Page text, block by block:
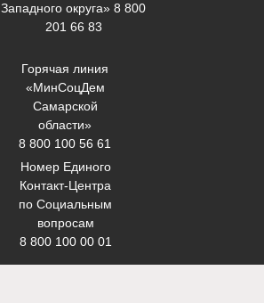
Западного округа» 8 800
201 66 83
Горячая линия
«МинСоцДем
Самарской
области»
8 800 100 56 61
Номер Единого
Контакт-Центра
по Социальным
вопросам
8 800 100 00 01